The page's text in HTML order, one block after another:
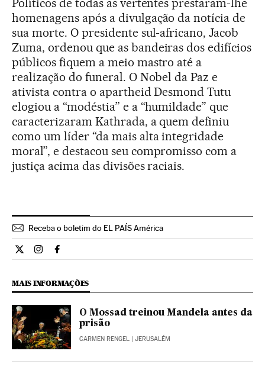
Políticos de todas as vertentes prestaram-lhe
homenagens após a divulgação da notícia de
sua morte. O presidente sul-africano, Jacob
Zuma, ordenou que as bandeiras dos edifícios
públicos fiquem a meio mastro até a
realização do funeral. O Nobel da Paz e
ativista contra o apartheid Desmond Tutu
elogiou a “modéstia” e a “humildade” que
caracterizaram Kathrada, a quem definiu
como um líder “da mais alta integridade
moral”, e destacou seu compromisso com a
justiça acima das divisões raciais.
Receba o boletim do EL PAÍS América
Internacional El País Brasil en Twitter
Internacional El País Brasil en Instagram
Internacional El País Brasil en Facebook
MAIS INFORMAÇÕES
O Mossad treinou Mandela antes da
prisão
CARMEN RENGEL | JERUSALÉM